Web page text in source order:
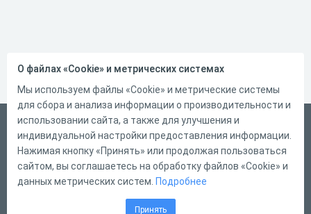
Русский
Справка
Форма обратной связи
О файлах «Cookie» и метрических системах
Мы используем файлы «Cookie» и метрические системы
для сбора и анализа информации о производительности и
использовании сайта, а также для улучшения и
индивидуальной настройки предоставления информации.
Нажимая кнопку «Принять» или продолжая пользоваться
сайтом, вы соглашаетесь на обработку файлов «Cookie» и
данных метрических систем. Подробнее
Принять